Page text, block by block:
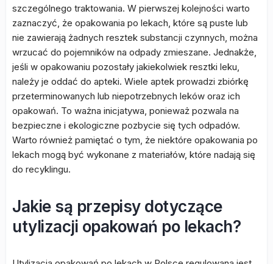
szczególnego traktowania. W pierwszej kolejności warto
zaznaczyć, że opakowania po lekach, które są puste lub
nie zawierają żadnych resztek substancji czynnych, można
wrzucać do pojemników na odpady zmieszane. Jednakże,
jeśli w opakowaniu pozostały jakiekolwiek resztki leku,
należy je oddać do apteki. Wiele aptek prowadzi zbiórkę
przeterminowanych lub niepotrzebnych leków oraz ich
opakowań. To ważna inicjatywa, ponieważ pozwala na
bezpieczne i ekologiczne pozbycie się tych odpadów.
Warto również pamiętać o tym, że niektóre opakowania po
lekach mogą być wykonane z materiałów, które nadają się
do recyklingu.
Jakie są przepisy dotyczące
utylizacji opakowań po lekach?